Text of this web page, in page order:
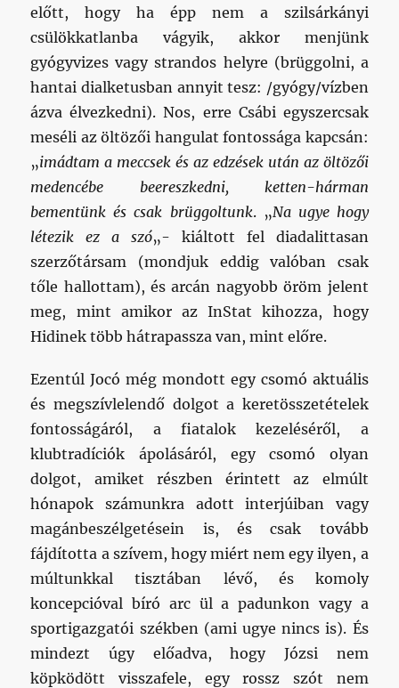
előtt, hogy ha épp nem a szilsárkányi
csülökkatlanba vágyik, akkor menjünk
gyógyvizes vagy strandos helyre (brüggolni, a
hantai dialketusban annyit tesz: /gyógy/vízben
ázva élvezkedni). Nos, erre Csábi egyszercsak
meséli az öltözői hangulat fontossága kapcsán:
„imádtam a meccsek és az edzések után az öltözői
medencébe beereszkedni, ketten-hárman
bementünk és csak brüggoltunk. „Na ugye hogy
létezik ez a szó„- kiáltott fel diadalittasan
szerzőtársam (mondjuk eddig valóban csak
tőle hallottam), és arcán nagyobb öröm jelent
meg, mint amikor az InStat kihozza, hogy
Hidinek több hátrapassza van, mint előre.
Ezentúl Jocó még mondott egy csomó aktuális
és megszívlelendő dolgot a keretösszetételek
fontosságáról, a fiatalok kezeléséről, a
klubtradíciók ápolásáról, egy csomó olyan
dolgot, amiket részben érintett az elmúlt
hónapok számunkra adott interjúiban vagy
magánbeszélgetésein is, és csak tovább
fájdította a szívem, hogy miért nem egy ilyen, a
múltunkkal tisztában lévő, és komoly
koncepcióval bíró arc ül a padunkon vagy a
sportigazgatói székben (ami ugye nincs is). És
mindezt úgy előadva, hogy Józsi nem
köpködött visszafele, egy rossz szót nem